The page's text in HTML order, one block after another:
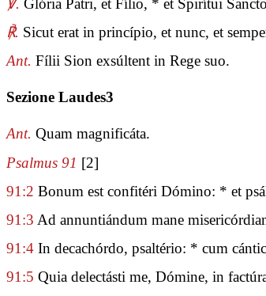
℟. Sicut erat in princípio, et nunc, et
Ant. Fílii Sion exsúltent in Rege suo.
Sezione Laudes3
Ant. Quam magnificáta.
Psalmus 91 [2]
91:2 Bonum est confitéri Dómino: * et
91:3 Ad annuntiándum mane
91:4 In decachórdo, psaltério: * cum
91:5 Quia delectásti me, Dómine, in